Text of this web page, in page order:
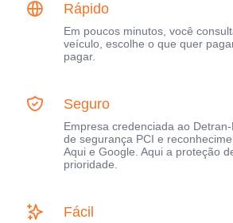
Rápido
Em poucos minutos, você
veículo, escolhe o que quer
pagar.
Seguro
Empresa credenciada ao
de segurança PCI e
Aqui e Google. Aqui a proteção
prioridade.
Fácil